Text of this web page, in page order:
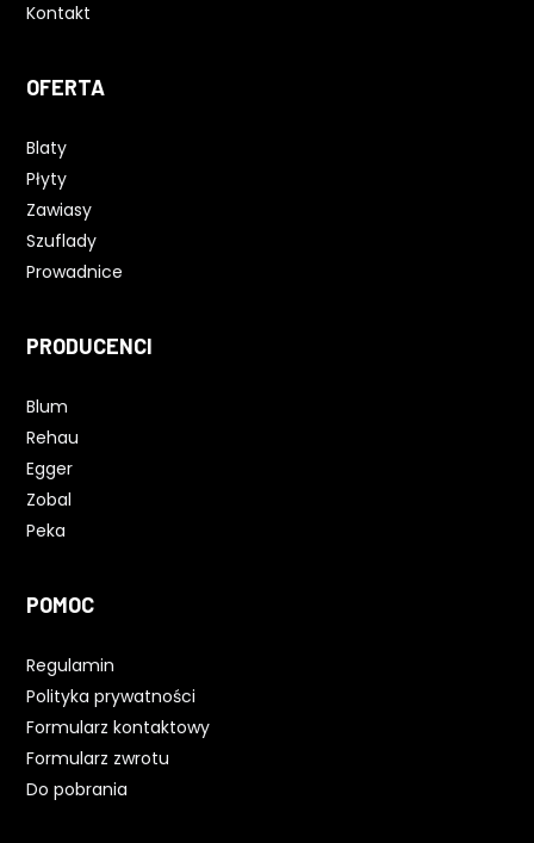
Kontakt
OFERTA
Blaty
Płyty
Zawiasy
Szuflady
Prowadnice
PRODUCENCI
Blum
Rehau
Egger
Zobal
Peka
POMOC
Regulamin
Polityka prywatności
Formularz kontaktowy
Formularz zwrotu
Do pobrania